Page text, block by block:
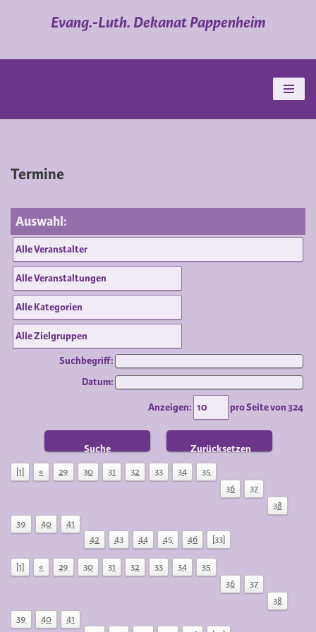
Evang.-Luth. Dekanat Pappenheim
Termine
Auswahl:
Suchbegriff:
Datum:
Anzeigen: pro Seite von324
Suche Zurücksetzen
[1] « 29 30 31 32 33 34
35
36
37
38
39
40
41
42
43 44 45 46 [33]
[1] « 29 30 31 32 33 34
35
36
37
38
39
40
41